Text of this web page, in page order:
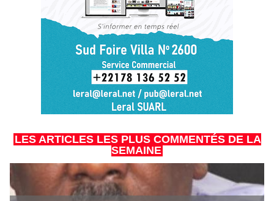
LES ARTICLES LES PLUS COMMENTÉS DE LA
SEMAINE